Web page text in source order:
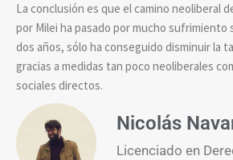
La conclusión es que el camino neoliberal
por Milei ha pasado por mucho sufrimiento
dos años, sólo ha conseguido disminuir la
gracias a medidas tan poco neoliberales
sociales directos.
Nicolás
Licenciado en